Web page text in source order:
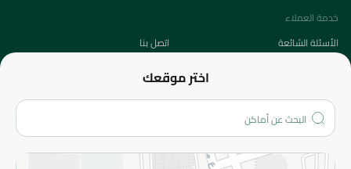
اختر موقعك
خدمة العملاء
الأسئلة الشائعة
اتصل بنا
من نحن؟
الفروع
المزيد
الاسترجاع
سياسة الاستخدام